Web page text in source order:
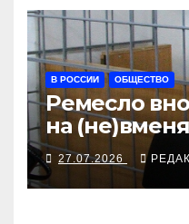
В РОССИИ ОБЩЕСТВО
Ремесло
на
Хабаровске
27.07.2026